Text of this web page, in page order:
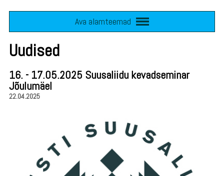
Ava alamteemad
Uudised
16. - 17.05.2025 Suusaliidu kevadseminar
Jõulumäel
22.04.2025